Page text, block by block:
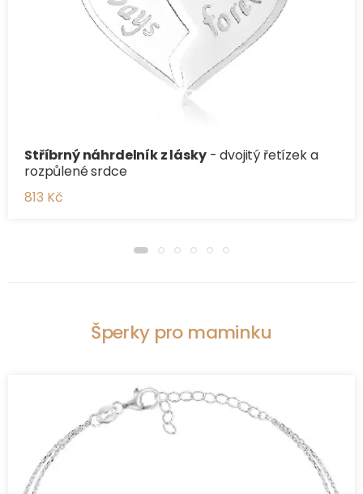
Stříbrný náhrdelník z lásky- dvojitý řetízek a
rozpůlené srdce
813 Kč
Šperky pro maminku